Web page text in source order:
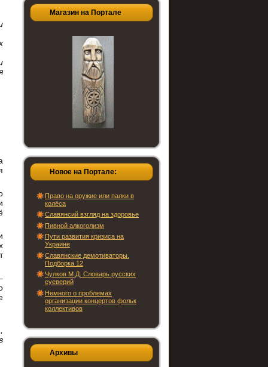
Магазин на Портале
Новое на Портале:
Право на оружие или палки в
колёса
Славянсий взгляд на здоровье
Пивной алкоголизм
Пути развития кризиса на
Украине
Славянские демотиваторы.
Подборка 12
Чулков М.Д. Словарь русских
суеверий
Немного о проблемах
организации концертов фольк
коллективов
Архивы